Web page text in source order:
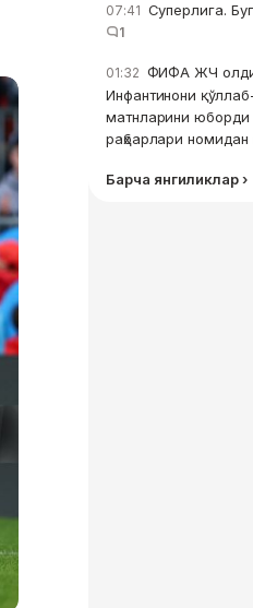
07:41 Суперлига.
1
01:32 ФИФА ЖЧ
Инфантинони
матнларини юборди
раҳбарлари
Барча янгиликлар ›